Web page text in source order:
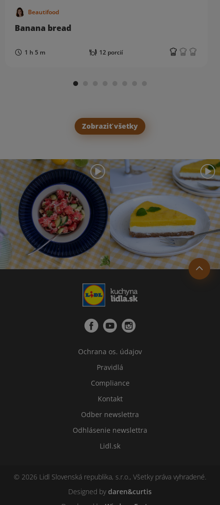
Beautifood
Banana bread
1 h 5 m 12 porcií
Zobraziť všetky
Ochrana os. údajov
Pravidlá
Compliance
Kontakt
Odber newslettra
Odhlásenie newslettra
Lidl.sk
© 2026 Lidl Slovenská republika, s.r.o., Všetky práva vyhradené.
Designed bydaren&curtis